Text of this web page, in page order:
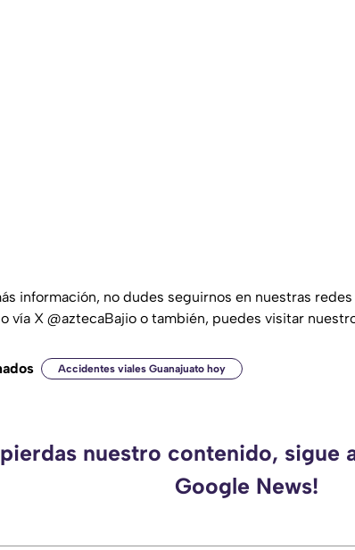
información, no dudes seguirnos en nuestras
vía X @aztecaBajio o también, puedes visitar
Accidentes viales Guanajuato hoy
pierdas nuestro contenido, sigue
Google News!